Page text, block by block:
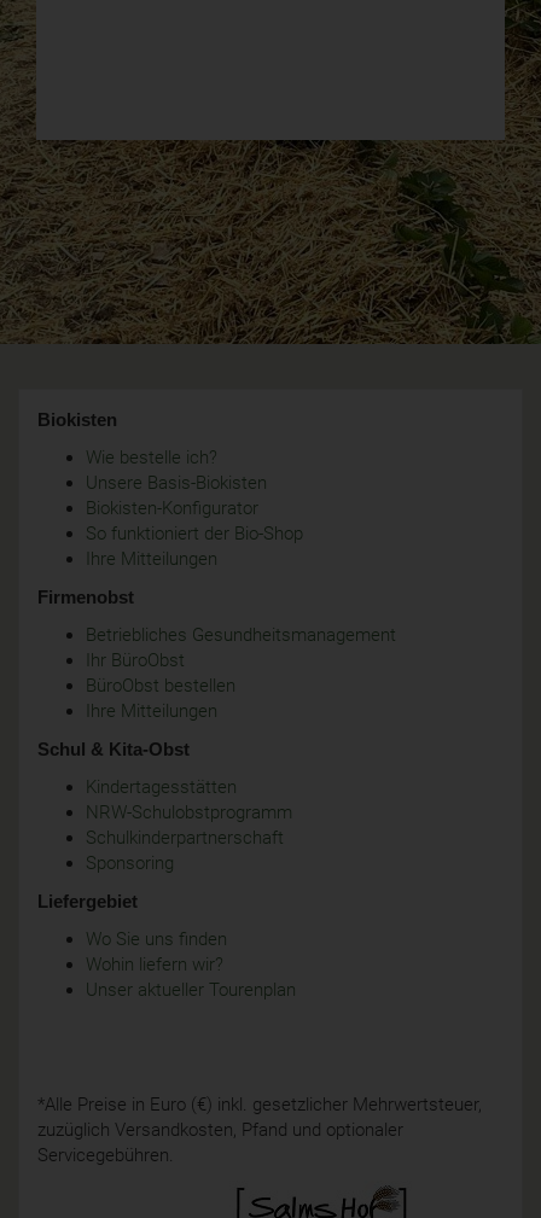
Biokisten
Wie bestelle ich?
Unsere Basis-Biokisten
Biokisten-Konfigurator
So funktioniert der Bio-Shop
Ihre Mitteilungen
Firmenobst
Betriebliches Gesundheitsmanagement
Ihr BüroObst
BüroObst bestellen
Ihre Mitteilungen
Schul & Kita-Obst
Kindertagesstätten
NRW-Schulobstprogramm
Schulkinderpartnerschaft
Sponsoring
Liefergebiet
Wo Sie uns finden
Wohin liefern wir?
Unser aktueller Tourenplan
*Alle Preise in Euro (€) inkl. gesetzlicher Mehrwertsteuer,
zuzüglich Versandkosten, Pfand und optionaler
Servicegebühren.